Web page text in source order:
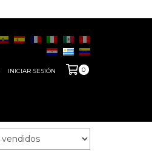
INICIAR SESIÓN 0